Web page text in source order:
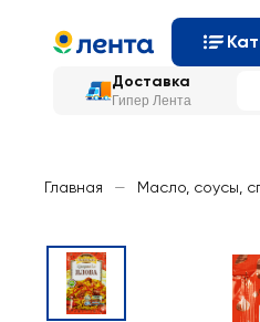
Доставка
Гипер Лента
Главная — Масло, соусы,